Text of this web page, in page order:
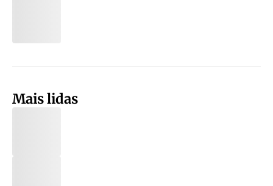
Mais lidas